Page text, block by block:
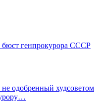
бюст генпрокурора СССР
одобренный худсоветом